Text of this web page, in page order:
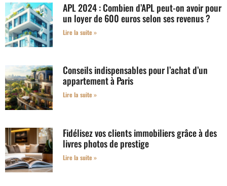
APL 2024 : Combien d’APL peut-on avoir pour
un loyer de 600 euros selon ses revenus ?
Lire la suite »
Conseils indispensables pour l’achat d’un
appartement à Paris
Lire la suite »
Fidélisez vos clients immobiliers grâce à des
livres photos de prestige
Lire la suite »